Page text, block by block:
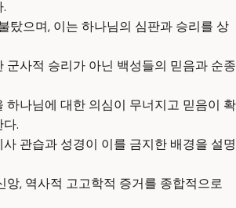
탔으며, 이는 하나님의 심판과 승리를 상
군사적 승리가 아닌 백성들의 믿음과 순종
하나님에 대한 의심이 무너지고 믿음이 확
.
관습과 성경이 이를 금지한 배경을 설명
앙, 역사적 고고학적 증거를 종합적으로